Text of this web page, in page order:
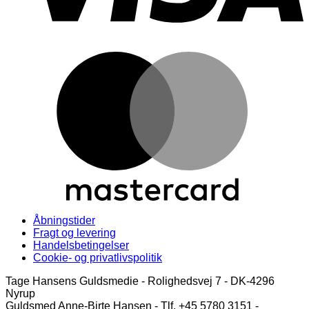
Åbningstider
Fragt og levering
Handelsbetingelser
Cookie- og privatlivspolitik
Tage Hansens Guldsmedie - Rolighedsvej 7 - DK-4296
Nyrup
Guldsmed Anne-Birte Hansen - Tlf. +45 5780 3151 -